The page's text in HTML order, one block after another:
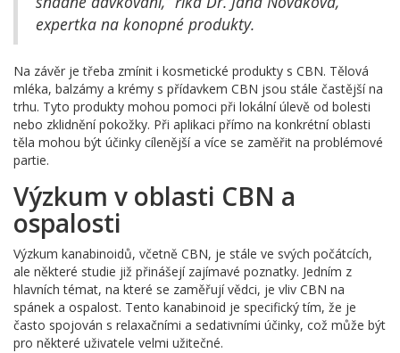
expertka na konopné produkty.
Na závěr je třeba zmínit i kosmetické produkty s CBN. Tělová
mléka, balzámy a krémy s přídavkem CBN jsou stále častější na
trhu. Tyto produkty mohou pomoci při lokální úlevě od bolesti
nebo zklidnění pokožky. Při aplikaci přímo na konkrétní oblasti
těla mohou být účinky cílenější a více se zaměřit na problémové
partie.
Výzkum v oblasti CBN a
ospalosti
Výzkum kanabinoidů, včetně CBN, je stále ve svých počátcích,
ale některé studie již přinášejí zajímavé poznatky. Jedním z
hlavních témat, na které se zaměřují vědci, je vliv CBN na
spánek a ospalost. Tento kanabinoid je specifický tím, že je
často spojován s relaxačními a sedativními účinky, což může být
pro některé uživatele velmi užitečné.